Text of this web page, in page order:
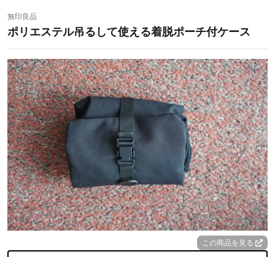
無印良品
ポリエステル吊るして使える着脱ポーチ付ケース
この商品を見る